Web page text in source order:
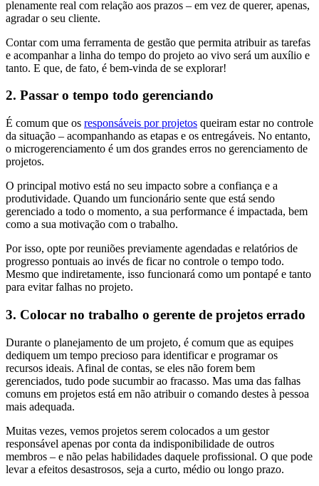
plenamente real com relação aos prazos – em vez de querer, apenas,
agradar o seu cliente.
Contar com uma ferramenta de gestão que permita atribuir as tarefas
e acompanhar a linha do tempo do projeto ao vivo será um auxílio e
tanto. E que, de fato, é bem-vinda de se explorar!
2. Passar o tempo todo gerenciando
É comum que os responsáveis por projetos queiram estar no controle
da situação – acompanhando as etapas e os entregáveis. No entanto,
o microgerenciamento é um dos grandes erros no gerenciamento de
projetos.
O principal motivo está no seu impacto sobre a confiança e a
produtividade. Quando um funcionário sente que está sendo
gerenciado a todo o momento, a sua performance é impactada, bem
como a sua motivação com o trabalho.
Por isso, opte por reuniões previamente agendadas e relatórios de
progresso pontuais ao invés de ficar no controle o tempo todo.
Mesmo que indiretamente, isso funcionará como um pontapé e tanto
para evitar falhas no projeto.
3. Colocar no trabalho o gerente de projetos errado
Durante o planejamento de um projeto, é comum que as equipes
dediquem um tempo precioso para identificar e programar os
recursos ideais. Afinal de contas, se eles não forem bem
gerenciados, tudo pode sucumbir ao fracasso. Mas uma das falhas
comuns em projetos está em não atribuir o comando destes à pessoa
mais adequada.
Muitas vezes, vemos projetos serem colocados a um gestor
responsável apenas por conta da indisponibilidade de outros
membros – e não pelas habilidades daquele profissional. O que pode
levar a efeitos desastrosos, seja a curto, médio ou longo prazo.